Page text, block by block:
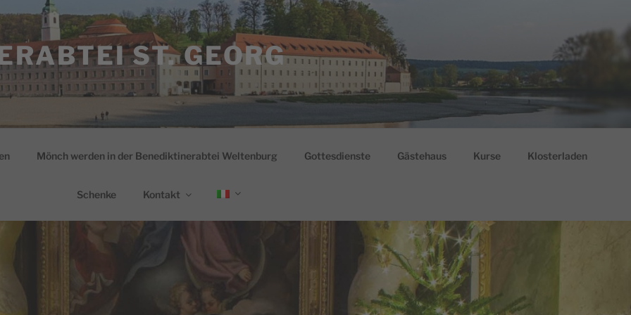
ST. GEORG
Mönch werden in der Benediktinerabtei Weltenburg Gottesdienste Gästehaus Kurse Klosterladen
Schenke Kontakt